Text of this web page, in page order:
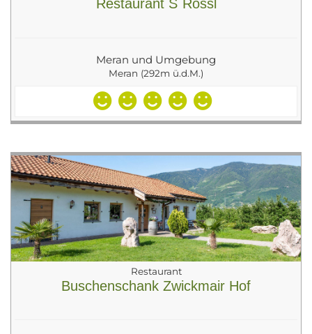
Restaurant S`Rössl
Meran und Umgebung
Meran (292m ü.d.M.)
Restaurant
Buschenschank Zwickmair Hof